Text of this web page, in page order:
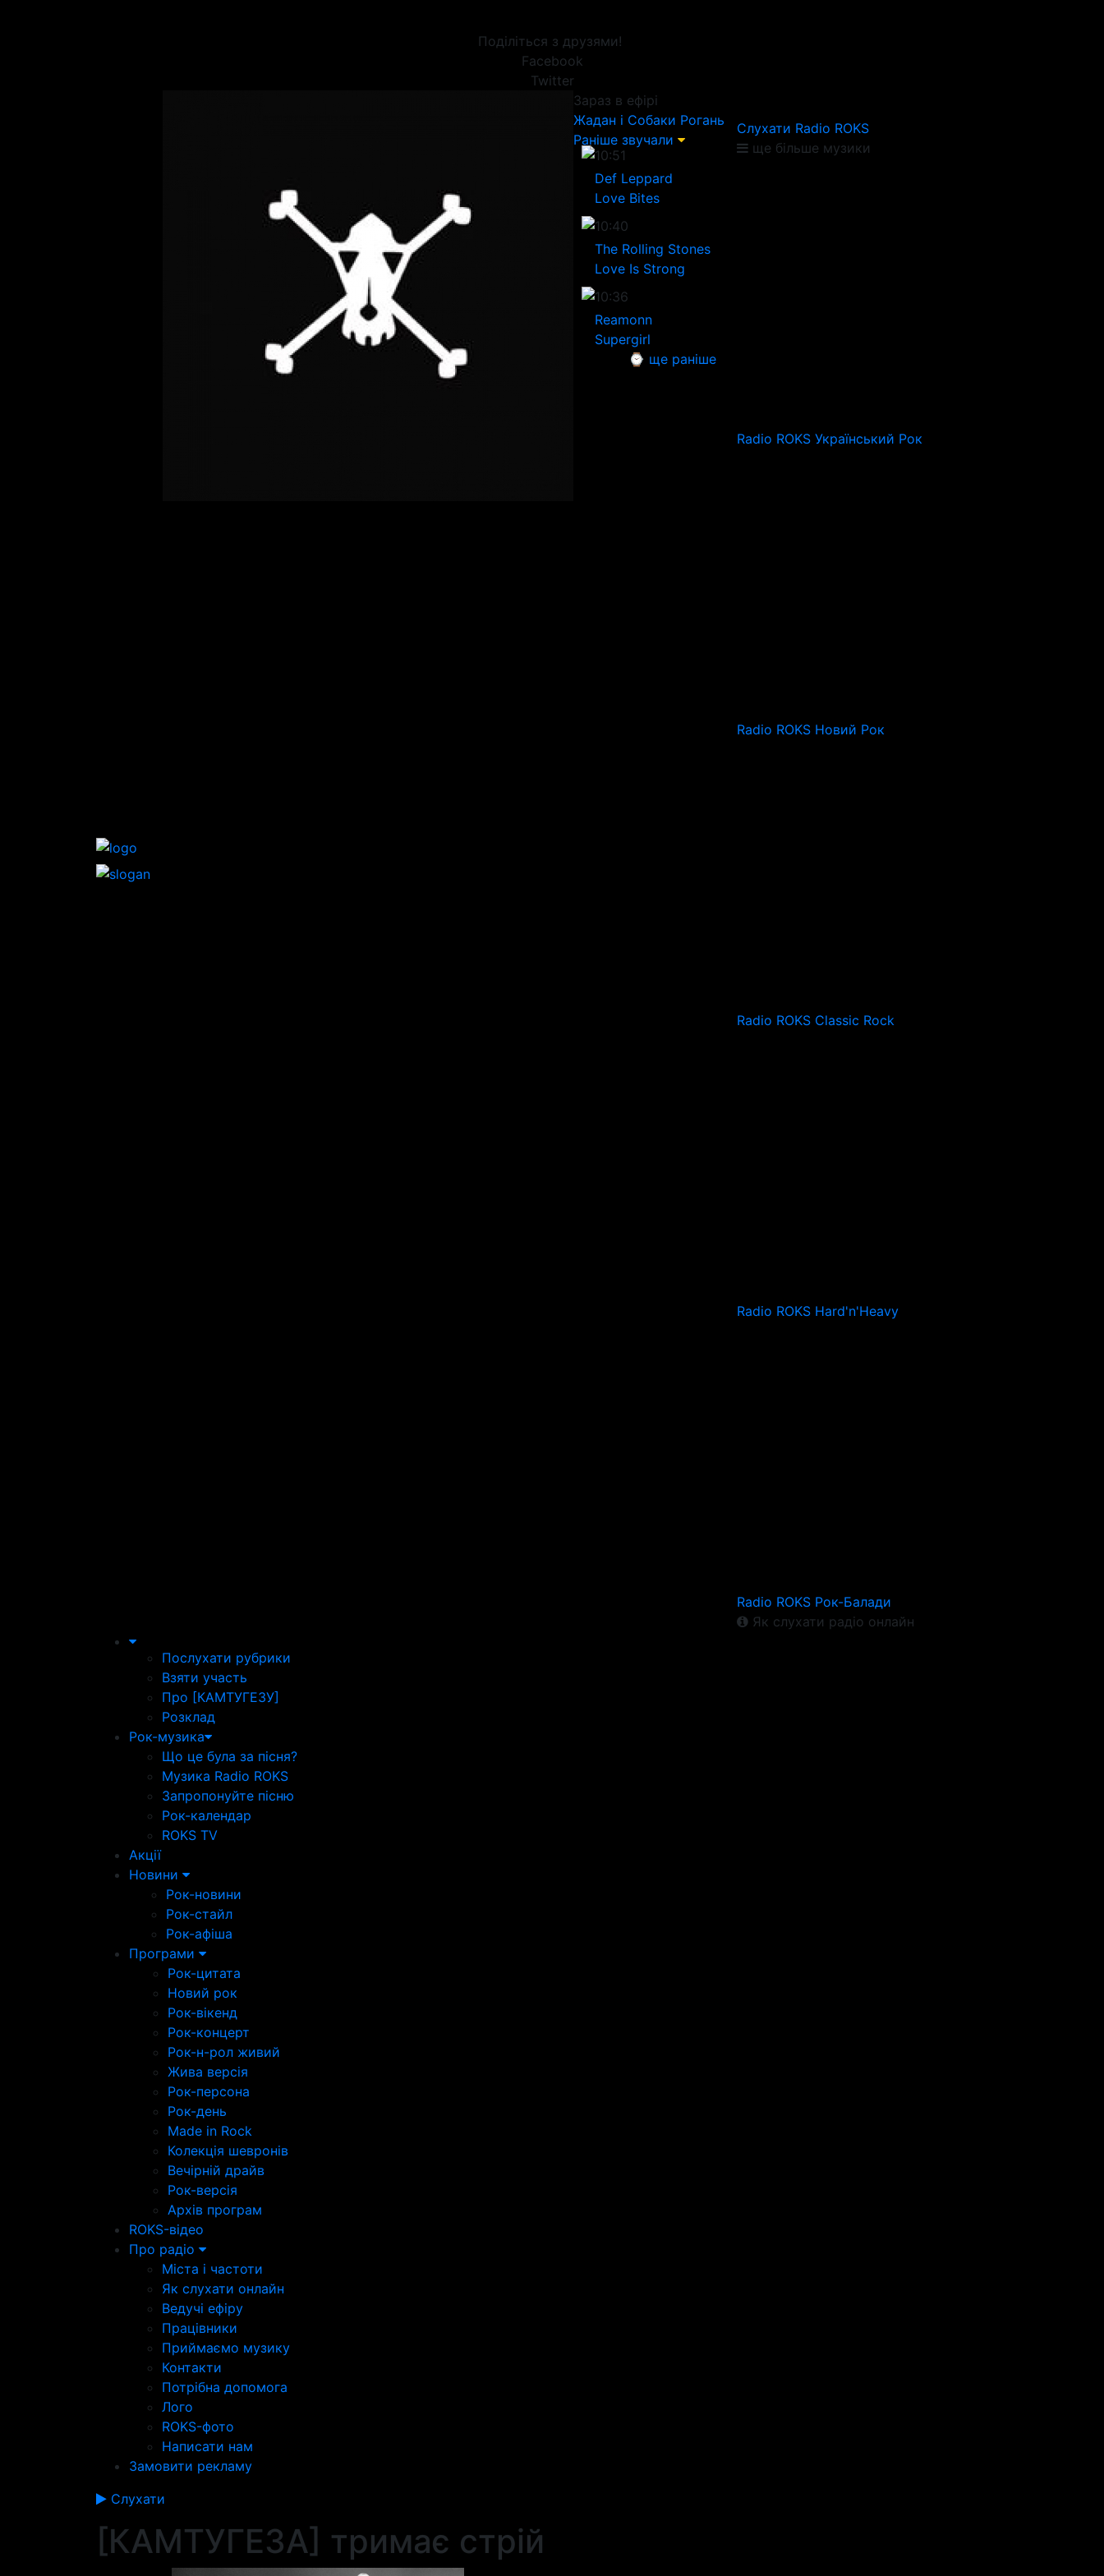
Поділіться з друзями!
Facebook
Twitter
Зараз в ефірі
Жадан і Собаки Рогань
Раніше звучали
10:51
Def Leppard
Love Bites
10:40
The Rolling Stones
Love Is Strong
10:36
Reamonn
Supergirl
⌚ ще раніше
Слухати Radio ROKS
ще більше музики
Radio ROKS Український Рок
Radio ROKS Новий Рок
Radio ROKS Classic Rock
Radio ROKS Hard'n'Heavy
Radio ROKS Рок-Балади
Як слухати радіо онлайн
Послухати рубрики
Взяти участь
Про [КАМТУГЕЗУ]
Розклад
Рок-музика
Що це була за пісня?
Музика Radio ROKS
Запропонуйте пісню
Рок-календар
ROKS TV
Акції
Новини
Рок-новини
Рок-стайл
Рок-афіша
Програми
Рок-цитата
Новий рок
Рок-вікенд
Рок-концерт
Рок-н-рол живий
Жива версія
Рок-персона
Рок-день
Made in Rock
Колекція шевронів
Вечірній драйв
Рок-версія
Архів програм
ROKS-відео
Про радіо
Міста і частоти
Як слухати онлайн
Ведучі ефіру
Працівники
Приймаємо музику
Контакти
Потрібна допомога
Лого
ROKS-фото
Написати нам
Замовити рекламу
Слухати
[КАМТУГЕЗА] тримає стрій